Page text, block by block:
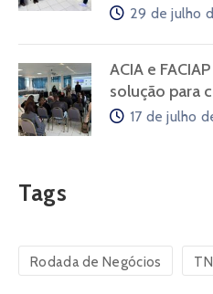
29 de julho
ACIA e
solução para
17 de julho
Tags
Rodada de Negócios